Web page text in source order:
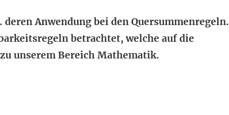
Anwendung bei den Quersummenregeln.
betrachtet, welche auf die
unserem Bereich Mathematik.